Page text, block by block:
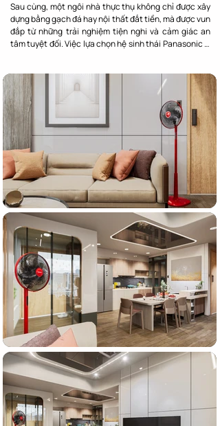
Sau cùng, một ngôi nhà thực thụ không chỉ được xây
dựng bằng gạch đá hay nội thất đắt tiền, mà được vun
đắp từ những trải nghiệm tiện nghi và cảm giác an
tâm tuyệt đối. Việc lựa chọn hệ sinh thái Panasonic —
cho một tư duy sống chất lượng: Lấy con người làm
tâm điểm của sự sáng tạo.